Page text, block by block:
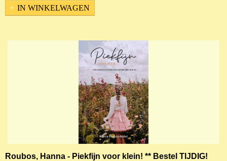
IN WINKELWAGEN
Roubos, Hanna - Piekfijn voor klein! ** Bestel TIJDIG!